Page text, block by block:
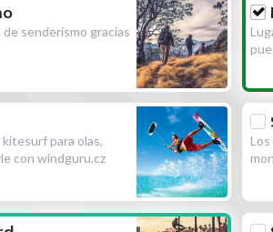
senderismo gracias
para olas,
con windguru.cz